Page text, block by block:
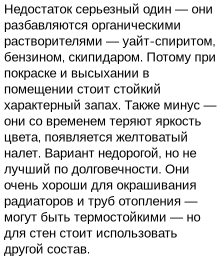
Недостаток серьезный один — они
разбавляются органическими
растворителями — уайт-спиритом,
бензином, скипидаром. Потому при
покраске и высыхании в
помещении стоит стойкий
характерный запах. Также минус —
они со временем теряют яркость
цвета, появляется желтоватый
налет. Вариант недорогой, но не
лучший по долговечности. Они
очень хороши для окрашивания
радиаторов и труб отопления —
могут быть термостойкими — но
для стен стоит использовать
другой состав.